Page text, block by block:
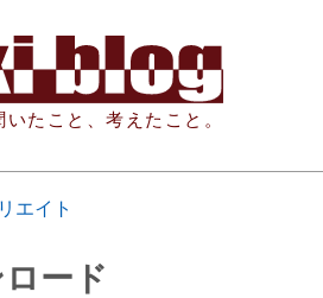
いたこと、考えたこと。
エイト
ード